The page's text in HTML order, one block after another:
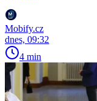
Mobify.cz
dnes, 09:32
4 min